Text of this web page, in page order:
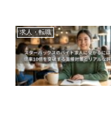
求人・転職